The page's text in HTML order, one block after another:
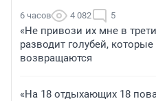
6 часов 4 082 5
«Не привози их мне в
разводит голубей,
возвращаются
«На 18 отдыхающих 18